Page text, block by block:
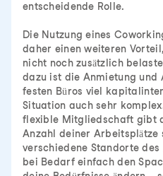
entscheidende Rolle.
Die Nutzung eines
daher einen weiteren
nicht noch zusätzlich
dazu ist die Anmietung und
festen Büros viel
Situation auch sehr
flexible Mitgliedschaft gibt
Anzahl deiner Arbeitsplätze
verschiedene Standorte
bei Bedarf einfach den